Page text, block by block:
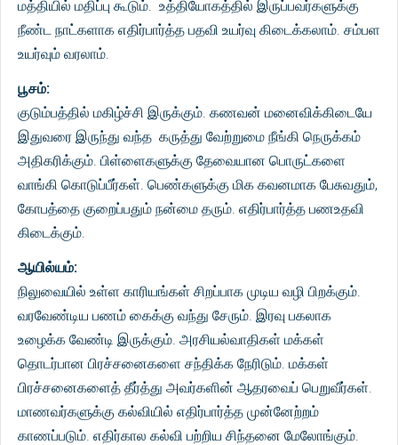
மத்தியில் மதிப்பு கூடும். உத்தியோகத்தில் இருப்பவர்களுக்கு
நீண்ட நாட்களாக எதிர்பார்த்த பதவி உயர்வு கிடைக்கலாம். சம்பள
உயர்வும் வரலாம்.
பூசம்:
குடும்பத்தில் மகிழ்ச்சி இருக்கும். கணவன் மனைவிக்கிடையே
இதுவரை இருந்து வந்த கருத்து வேற்றுமை நீங்கி நெருக்கம்
அதிகரிக்கும். பிள்ளைகளுக்கு தேவையான பொருட்களை
வாங்கி கொடுப்பீர்கள். பெண்களுக்கு மிக கவனமாக பேசுவதும்,
கோபத்தை குறைப்பதும் நன்மை தரும். எதிர்பார்த்த பணஉதவி
கிடைக்கும்.
ஆயில்யம்:
நிலுவையில் உள்ள காரியங்கள் சிறப்பாக முடிய வழி பிறக்கும்.
வரவேண்டிய பணம் கைக்கு வந்து சேரும். இரவு பகலாக
உழைக்க வேண்டி இருக்கும். அரசியல்வாதிகள் மக்கள்
தொடர்பான பிரச்சனைகளை சந்திக்க நேரிடும். மக்கள்
பிரச்சனைகளைத் தீர்த்து அவர்களின் ஆதரவைப் பெறுவீர்கள்.
மாணவர்களுக்கு கல்வியில் எதிர்பார்த்த முன்னேற்றம்
காணப்படும். எதிர்கால கல்வி பற்றிய சிந்தனை மேலோங்கும்.